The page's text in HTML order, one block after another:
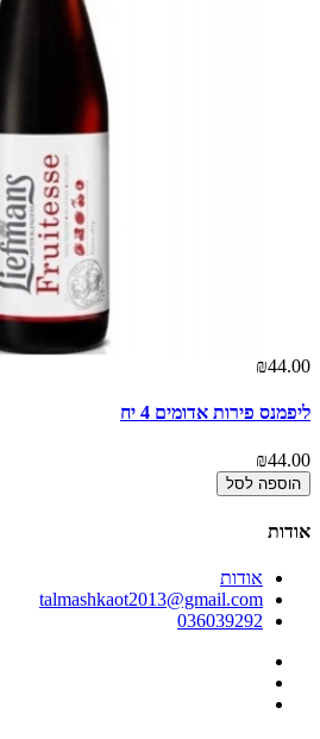
₪44.00
ליפמנס פירות אדומים 4 יח
₪44.00
הוספה לסל
אודות
אודות
talmashkaot2013@gmail.com
036039292